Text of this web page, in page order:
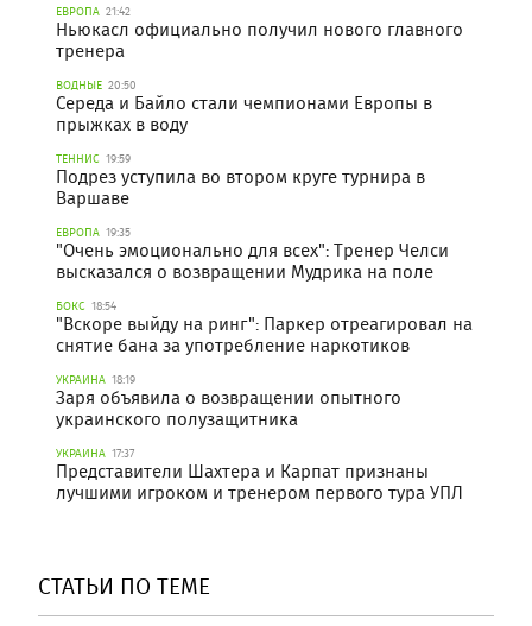
ЕВРОПА 21:42
Ньюкасл официально получил нового главного
тренера
ВОДНЫЕ 20:50
Середа и Байло стали чемпионами Европы в
прыжках в воду
ТЕННИС 19:59
Подрез уступила во втором круге турнира в
Варшаве
ЕВРОПА 19:35
"Очень эмоционально для всех": Тренер Челси
высказался о возвращении Мудрика на поле
БОКС 18:54
"Вскоре выйду на ринг": Паркер отреагировал на
снятие бана за употребление наркотиков
УКРАИНА 18:19
Заря объявила о возвращении опытного
украинского полузащитника
УКРАИНА 17:37
Представители Шахтера и Карпат признаны
лучшими игроком и тренером первого тура УПЛ
СТАТЬИ ПО ТЕМЕ